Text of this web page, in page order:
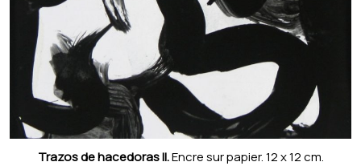
Actualités
Trazos de hacedoras ll.Encre sur papier. 12 x 12 cm.